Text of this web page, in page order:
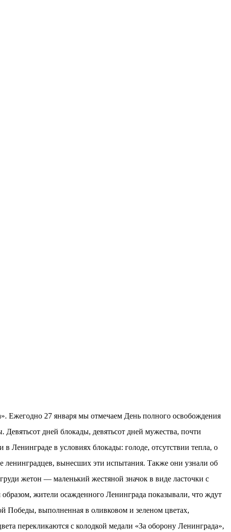
Ежегодно 27 января мы отмечаем День полного освобождения
дней блокады, девятьсот дней мужества, почти
в условиях блокады: голоде, отсутствии тепла, о
ленинградцев, вынесших эти испытания. Также они узнали об
жетон — маленький жестяной значок в виде ласточки с
жители осажденного Ленинграда показывали, что ждут
Победы, выполненная в оливковом и зеленом цветах,
перекликаются с колодкой медали «За оборону Ленинграда»,